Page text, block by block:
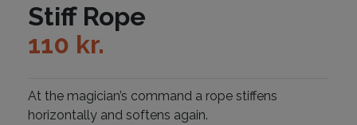
Stiff Rope
110 kr.
At the magician’s command a rope stiffens
horizontally and softens again.